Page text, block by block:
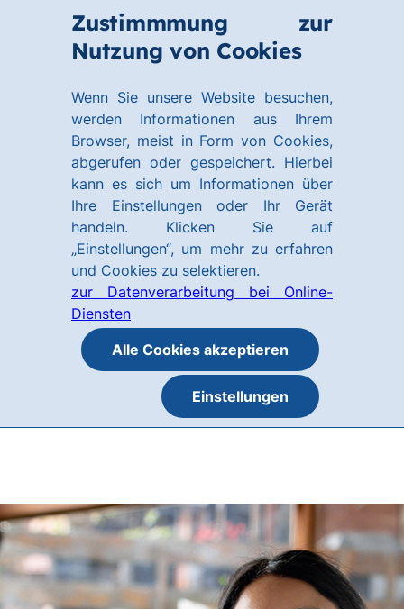
Zustimmmung zur
Nutzung von Cookies
Wenn Sie unsere Website besuchen,
werden Informationen aus Ihrem
Browser, meist in Form von Cookies,
abgerufen oder gespeichert. Hierbei
kann es sich um Informationen über
Ihre Einstellungen oder Ihr Gerät
handeln. Klicken Sie auf
„Einstellungen“, um mehr zu erfahren
und Cookies zu selektieren.
zur Datenverarbeitung bei Online-
Diensten
Alle Cookies akzeptieren
Einstellungen
Hauptinhalt